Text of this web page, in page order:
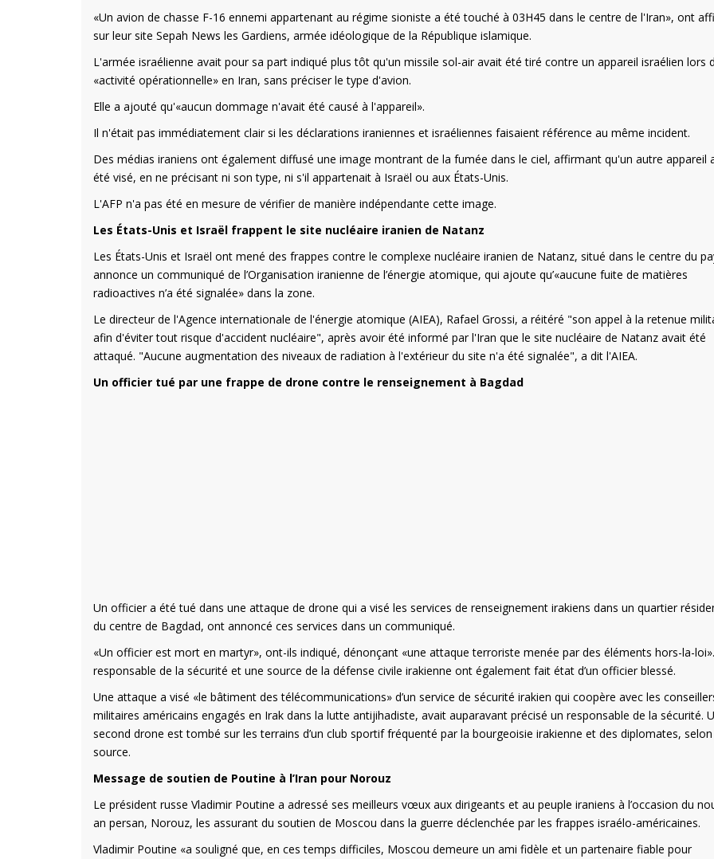
«Un avion de chasse F-16 ennemi appartenant au régime sioniste a été touché à 03H45 dans le centre de l'Iran», ont
sur leur site Sepah News les Gardiens, armée idéologique de la République islamique.
L'armée israélienne avait pour sa part indiqué plus tôt qu'un missile sol-air avait été tiré contre un appareil israélien lors
«activité opérationnelle» en Iran, sans préciser le type d'avion.
Elle a ajouté qu'«aucun dommage n'avait été causé à l'appareil».
Il n'était pas immédiatement clair si les déclarations iraniennes et israéliennes faisaient référence au même incident.
Des médias iraniens ont également diffusé une image montrant de la fumée dans le ciel, affirmant qu'un autre appareil
été visé, en ne précisant ni son type, ni s'il appartenait à Israël ou aux États-Unis.
L'AFP n'a pas été en mesure de vérifier de manière indépendante cette image.
Les États-Unis et Israël frappent le site nucléaire iranien de Natanz
Les États-Unis et Israël ont mené des frappes contre le complexe nucléaire iranien de Natanz, situé dans le centre du
annonce un communiqué de l’Organisation iranienne de l’énergie atomique, qui ajoute qu’«aucune fuite de matières
radioactives n’a été signalée» dans la zone.
Le directeur de l'Agence internationale de l'énergie atomique (AIEA), Rafael Grossi, a réitéré "son appel à la retenue
afin d'éviter tout risque d'accident nucléaire", après avoir été informé par l'Iran que le site nucléaire de Natanz avait été
attaqué. "Aucune augmentation des niveaux de radiation à l'extérieur du site n'a été signalée", a dit l'AIEA.
Un officier tué par une frappe de drone contre le renseignement à Bagdad
Un officier a été tué dans une attaque de drone qui a visé les services de renseignement irakiens dans un quartier
du centre de Bagdad, ont annoncé ces services dans un communiqué.
«Un officier est mort en martyr», ont-ils indiqué, dénonçant «une attaque terroriste menée par des éléments hors-la-
responsable de la sécurité et une source de la défense civile irakienne ont également fait état d’un officier blessé.
Une attaque a visé «le bâtiment des télécommunications» d’un service de sécurité irakien qui coopère avec les
militaires américains engagés en Irak dans la lutte antijihadiste, avait auparavant précisé un responsable de la sécurité.
second drone est tombé sur les terrains d’un club sportif fréquenté par la bourgeoisie irakienne et des diplomates,
source.
Message de soutien de Poutine à l’Iran pour Norouz
Le président russe Vladimir Poutine a adressé ses meilleurs vœux aux dirigeants et au peuple iraniens à l’occasion du
an persan, Norouz, les assurant du soutien de Moscou dans la guerre déclenchée par les frappes israélo-américaines.
Vladimir Poutine «a souligné que, en ces temps difficiles, Moscou demeure un ami fidèle et un partenaire fiable pour